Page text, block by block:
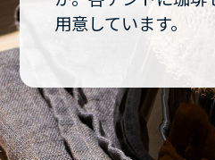
用意しています。